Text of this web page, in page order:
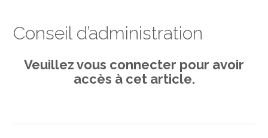
Conseil d’administration
Veuillez vous connecter pour avoir
accès à cet article.